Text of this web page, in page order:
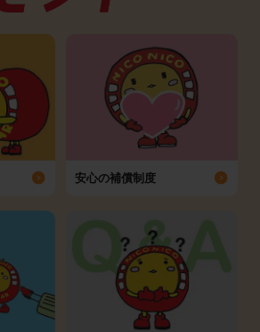
安心の補償制度